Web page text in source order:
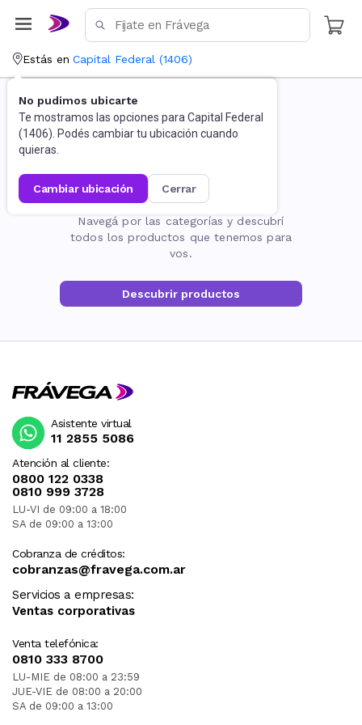
Estás en Capital Federal (1406)
No pudimos ubicarte
Te mostramos las opciones para Capital Federal
(1406). Podés cambiar tu ubicación cuando
quieras.
cambiar ubicación cerrar
La página no existe
Navegá por las categorías y descubrí
todos los productos que tenemos para
vos.
Descubrir productos
Atención al cliente:
0800 122 0338
0810 999 3728
LU-VI de 09:00 a 18:00
SA de 09:00 a 13:00
Cobranza de créditos:
cobranzas@fravega.com.ar
Servicios a empresas:
Ventas corporativas
Venta telefónica:
0810 333 8700
LU-MIE de 08:00 a 23:59
JUE-VIE de 08:00 a 20:00
SA de 09:00 a 13:00
Asistente virtual
11 2855 5086